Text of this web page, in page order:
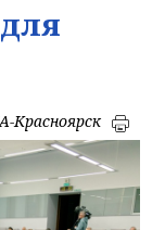
Красноярск